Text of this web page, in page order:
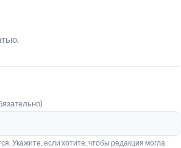
Укажите, если хотите, чтобы редакция могла